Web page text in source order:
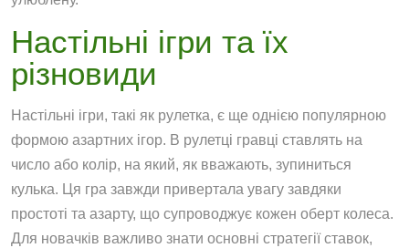
Настільні ігри та їх
різновиди
Настільні ігри, такі як рулетка, є ще однією популярною
формою азартних ігор. В рулетці гравці ставлять на
число або колір, на який, як вважають, зупиниться
кулька. Ця гра завжди привертала увагу завдяки
простоті та азарту, що супроводжує кожен оберт колеса.
Для новачків важливо знати основні стратегії ставок,